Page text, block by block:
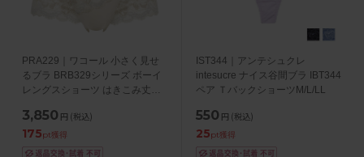
PRA229｜ワコール 小さく見せ
るブラ BRB329シリーズ ボーイ
レングスショーツ はきこみ丈・
3,850 円 (税込)
175pt獲得
IST344｜アンテシュクレ
intesucre ナイス谷間ブラ IBT344
ペア ＴバックショーツM/L/LL
550 円 (税込)
25pt獲得